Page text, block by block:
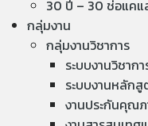
30 ปี – 30 ช่อแค
กลุ่มงาน
กลุ่มงานวิชาการ
ระบบงานวิชาก
ระบบงานหลัก
งานประกันคุณ